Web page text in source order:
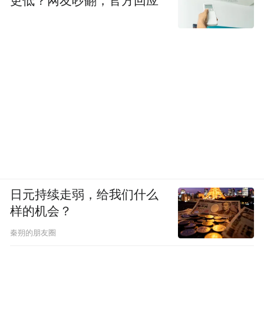
日元持续走弱，给我们什么
样的机会？
秦朔的朋友圈